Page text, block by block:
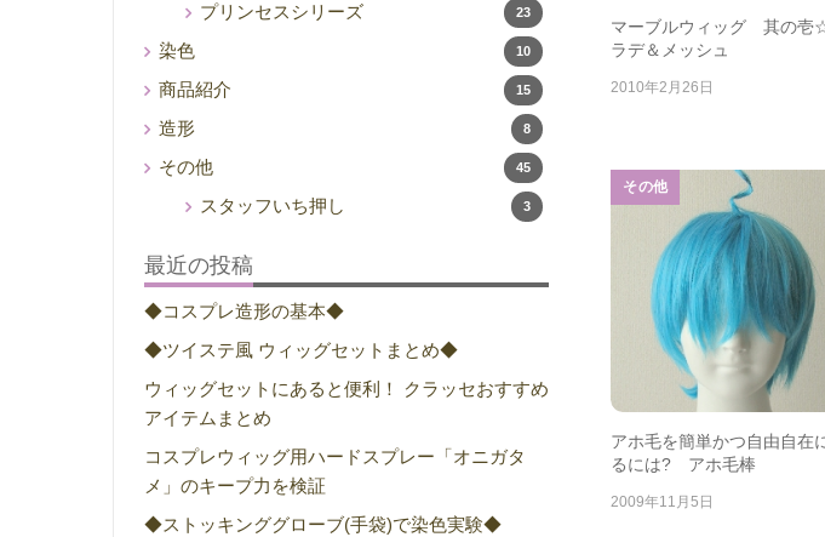
マーブルウィッグ 其の壱
ラデ＆メッシュ
2010年2月26日
その他
アホ毛を簡単かつ自由自在
るには? アホ毛棒
2009年11月5日
プリンセスシリーズ 23
染色 10
商品紹介 15
造形 8
その他 45
スタッフいち押し 3
最近の投稿
◆コスプレ造形の基本◆
◆ツイステ風 ウィッグセットまとめ◆
ウィッグセットにあると便利！ クラッセおすすめ
アイテムまとめ
コスプレウィッグ用ハードスプレー「オニガタ
メ」のキープ力を検証
◆ストッキンググローブ(手袋)で染色実験◆